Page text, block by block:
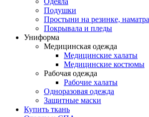
Подушки
Простыни на резинке,
Покрывала и пледы
Униформа
Медицинская одежда
Медицинские халаты
Медицинские костюмы
Рабочая одежда
Рабочие халаты
Одноразовая одежда
Защитные маски
Купить ткань